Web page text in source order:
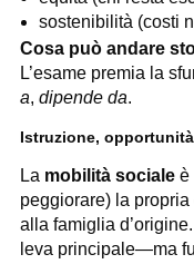
sostenibilità (costi
Cosa può andare
L’esame premia la
a, dipende da.
Istruzione,
La mobilità socialeè
peggiorare) la
alla famiglia
leva principale—ma